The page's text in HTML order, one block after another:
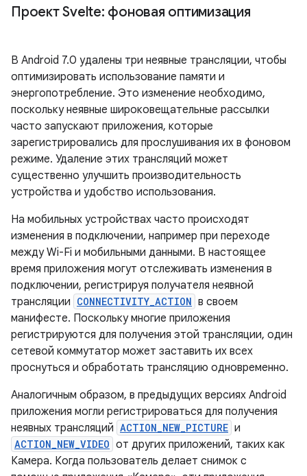
Проект Svelte: фоновая оптимизация
В Android 7.0 удалены три неявные трансляции, чтобы
оптимизировать использование памяти и
энергопотребление. Это изменение необходимо,
поскольку неявные широковещательные рассылки
часто запускают приложения, которые
зарегистрировались для прослушивания их в фоновом
режиме. Удаление этих трансляций может
существенно улучшить производительность
устройства и удобство использования.
На мобильных устройствах часто происходят
изменения в подключении, например при переходе
между Wi-Fi и мобильными данными. В настоящее
время приложения могут отслеживать изменения в
подключении, регистрируя получателя неявной
трансляции CONNECTIVITY_ACTION в своем
манифесте. Поскольку многие приложения
регистрируются для получения этой трансляции, один
сетевой коммутатор может заставить их всех
проснуться и обработать трансляцию одновременно.
Аналогичным образом, в предыдущих версиях Android
приложения могли регистрироваться для получения
неявных трансляций ACTION_NEW_PICTURE и
ACTION_NEW_VIDEO от других приложений, таких как
Камера. Когда пользователь делает снимок с